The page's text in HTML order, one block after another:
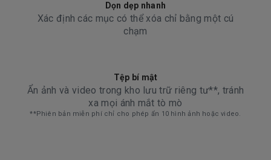
Dọn dẹp nhanh
Xác định các mục có thể xóa chỉ bằng một cú
chạm
Tệp bí mật
Ẩn ảnh và video trong kho lưu trữ riêng tư**, tránh
xa mọi ánh mắt tò mò
**Phiên bản miễn phí chỉ cho phép ẩn 10 hình ảnh hoặc video.